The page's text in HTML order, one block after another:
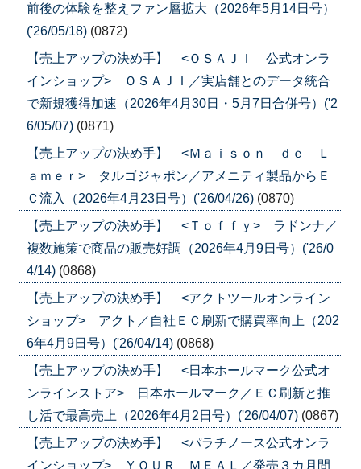
前後の体験を整えファン層拡大（2026年5月14日号）
('26/05/18) (0872)
【売上アップの決め手】 <ＯＳＡＪＩ 公式オンラ
インショップ> ＯＳＡＪＩ／実店舗とのデータ統合
で新規獲得加速（2026年4月30日・5月7日合併号）('2
6/05/07) (0871)
【売上アップの決め手】 <Ｍａｉｓｏｎ ｄｅ Ｌ
ａｍｅｒ> タルゴジャポン／アメニティ製品からＥ
Ｃ流入（2026年4月23日号）('26/04/26) (0870)
【売上アップの決め手】 <Ｔｏｆｆｙ> ラドンナ／
複数施策で商品の販売好調（2026年4月9日号）('26/0
4/14) (0868)
【売上アップの決め手】 <アクトツールオンライン
ショップ> アクト／自社ＥＣ刷新で購買率向上（202
6年4月9日号）('26/04/14) (0868)
【売上アップの決め手】 <日本ホールマーク公式オ
ンラインストア> 日本ホールマーク／ＥＣ刷新と推
し活で最高売上（2026年4月2日号）('26/04/07) (0867)
【売上アップの決め手】 <パラチノース公式オンラ
インショップ> ＹＯＵＲ ＭＥＡＬ／発売３カ月間